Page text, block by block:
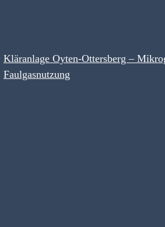
Kläranlage Oyten-Ottersberg –
Faulgasnutzung